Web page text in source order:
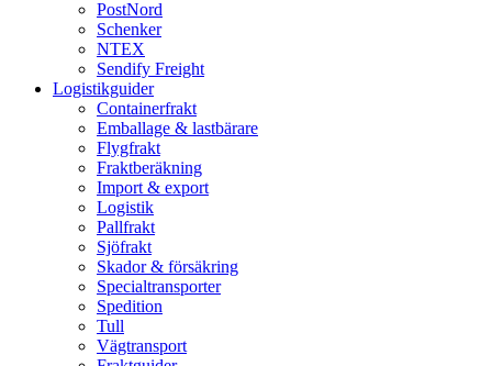
PostNord
Schenker
NTEX
Sendify Freight
Logistikguider
Containerfrakt
Emballage & lastbärare
Flygfrakt
Fraktberäkning
Import & export
Logistik
Pallfrakt
Sjöfrakt
Skador & försäkring
Specialtransporter
Spedition
Tull
Vägtransport